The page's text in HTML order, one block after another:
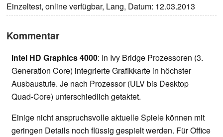
Einzeltest, online verfügbar, Lang, Datum: 12.03.2013
Kommentar
Intel HD Graphics 4000: In Ivy Bridge Prozessoren (3.
Generation Core) integrierte Grafikkarte in höchster
Ausbaustufe. Je nach Prozessor (ULV bis Desktop
Quad-Core) unterschiedlich getaktet.
Einige nicht anspruchsvolle aktuelle Spiele können mit
geringen Details noch flüssig gespielt werden. Für Office